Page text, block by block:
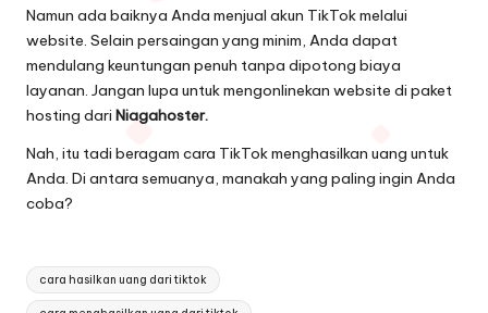
Namun ada baiknya Anda menjual akun TikTok melalui
website. Selain persaingan yang minim, Anda dapat
mendulang keuntungan penuh tanpa dipotong biaya
layanan. Jangan lupa untuk mengonlinekan website di paket
hosting dari Niagahoster.
Nah, itu tadi beragam cara TikTok menghasilkan uang untuk
Anda. Di antara semuanya, manakah yang paling ingin Anda
coba?
Tags:
cara hasilkan uang dari tiktok